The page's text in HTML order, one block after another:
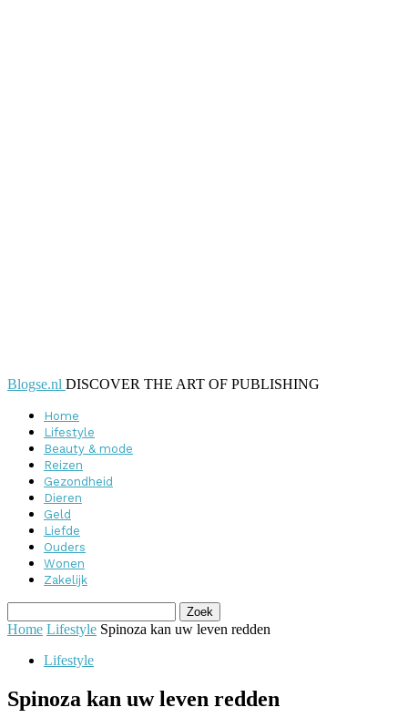
Blogse.nl DISCOVER THE ART OF PUBLISHING
Home
Lifestyle
Beauty & mode
Reizen
Gezondheid
Dieren
Geld
Liefde
Ouders
Wonen
Zakelijk
Home Lifestyle Spinoza kan uw leven redden
Lifestyle
Spinoza kan uw leven redden